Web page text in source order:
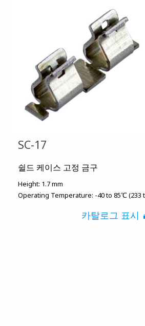
SC-17
쉴드 케이스 고정 금구
Height: 1.7 mm
Operating Temperature: -40 to 85℃ (233
카탈로그 표시